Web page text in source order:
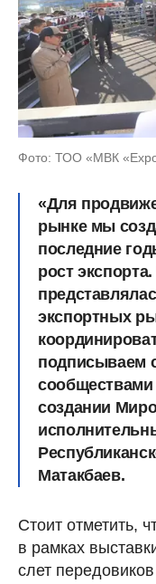
Фото: ТОО «МВК
«Для
рынке мы
последние
рост
экспортных
подписываем
сообществами
создании
Матакбаев.
Стоит отметить,
в рамках
слет